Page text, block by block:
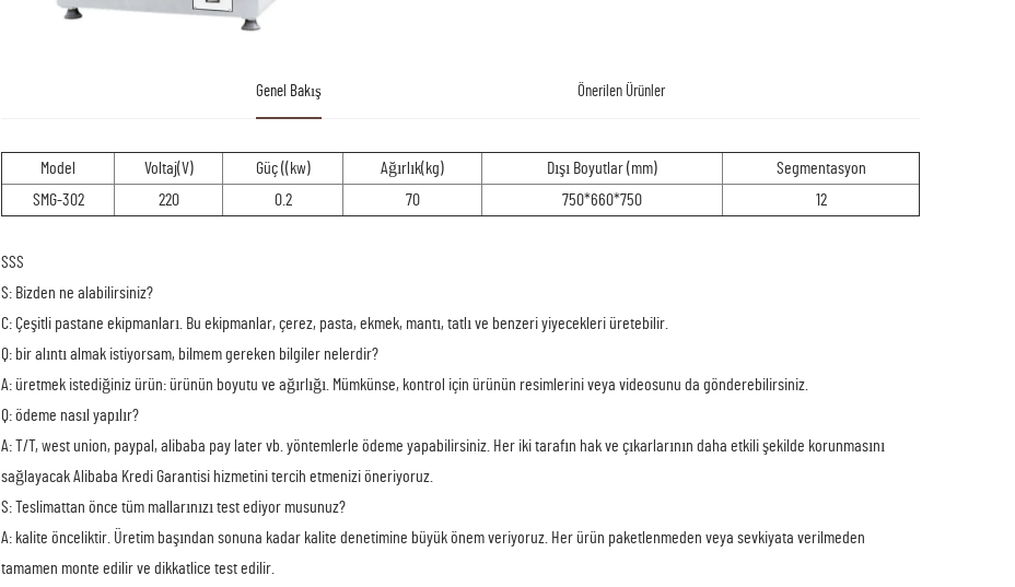
Genel Bakış Önerilen Ürünler
Model Voltaj(V) Güç ((kw) Ağırlık(kg) Dışı Boyutlar (mm)
Segmentasyon
SMG-302
220 0.2 70 750*660*750 12
SSS
S: Bizden ne alabilirsiniz?
C: Çeşitli pastane ekipmanları. Bu ekipmanlar, çerez, pasta, ekmek, mantı, tatlı ve benzeri yiyecekleri üretebilir.
Q: bir alıntı almak istiyorsam, bilmem gereken bilgiler nelerdir?
A: üretmek istediğiniz ürün: ürünün boyutu ve ağırlığı. Mümkünse, kontrol için ürünün resimlerini veya videosunu da gönderebilirsiniz.
Q: ödeme nasıl yapılır?
A: T/T, west union, paypal, alibaba pay later vb. yöntemlerle ödeme yapabilirsiniz. Her iki tarafın hak ve çıkarlarının daha etkili şekilde korunmasını
sağlayacak Alibaba Kredi Garantisi hizmetini tercih etmenizi öneriyoruz.
S: Teslimattan önce tüm mallarınızı test ediyor musunuz?
A: kalite önceliktir. Üretim başından sonuna kadar kalite denetimine büyük önem veriyoruz. Her ürün paketlenmeden veya sevkiyata verilmeden
tamamen monte edilir ve dikkatlice test edilir.